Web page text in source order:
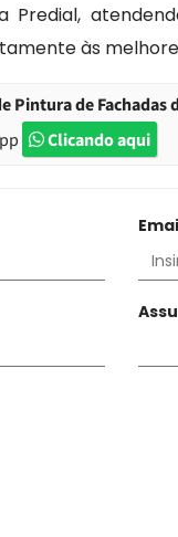
Predial,
às
de Fachadas
Clicando aqui